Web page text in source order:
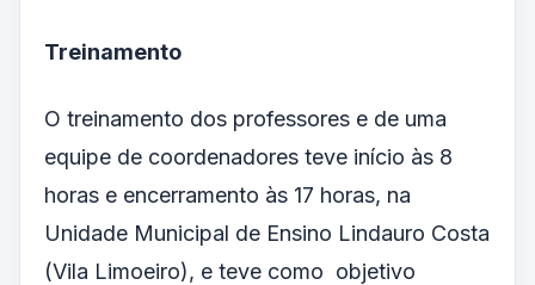
Treinamento
O treinamento dos professores e de uma
equipe de coordenadores teve início às 8
horas e encerramento às 17 horas, na
Unidade Municipal de Ensino Lindauro Costa
(Vila Limoeiro), e teve como objetivo